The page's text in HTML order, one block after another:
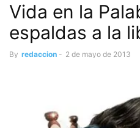
Vida en la
espaldas a la
By redaccion - 2 de mayo de 2013